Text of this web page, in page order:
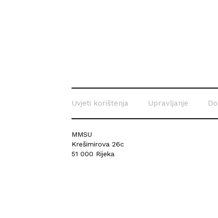
Uvjeti korištenja Upravljanje
MMSU
Krešimirova 26c
51 000 Rijeka